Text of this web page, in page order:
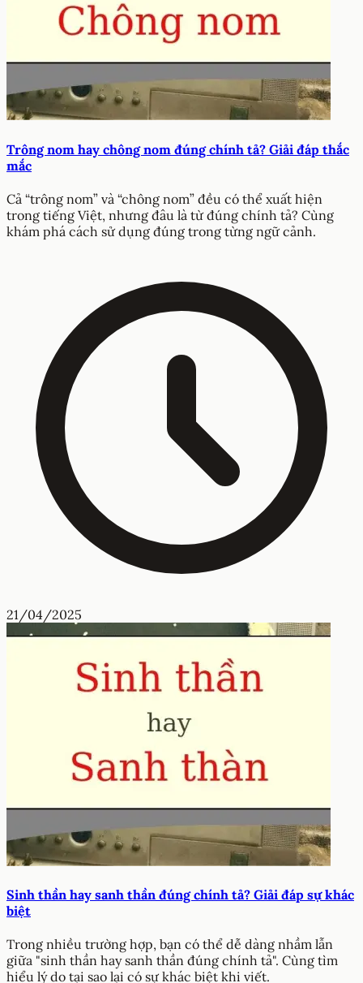
Trông nom hay chông nom đúng chính tả? Giải đáp thắc
mắc
Cả “trông nom” và “chông nom” đều có thể xuất hiện
trong tiếng Việt, nhưng đâu là từ đúng chính tả? Cùng
khám phá cách sử dụng đúng trong từng ngữ cảnh.
21/04/2025
Sinh thần hay sanh thần đúng chính tả? Giải đáp sự khác
biệt
Trong nhiều trường hợp, bạn có thể dễ dàng nhầm lẫn
giữa "sinh thần hay sanh thần đúng chính tả". Cùng tìm
hiểu lý do tại sao lại có sự khác biệt khi viết.